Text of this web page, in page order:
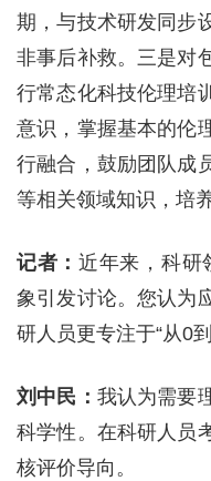
期，与技术研发同步
非事后补救。三是对
行常态化科技伦理培
意识，掌握基本的伦
行融合，鼓励团队成
等相关领域知识，培
记者：近年来，科研
象引发讨论。您认为
研人员更专注于“从0
刘中民： 我认为需要
科学性。在科研人员
核评价导向。